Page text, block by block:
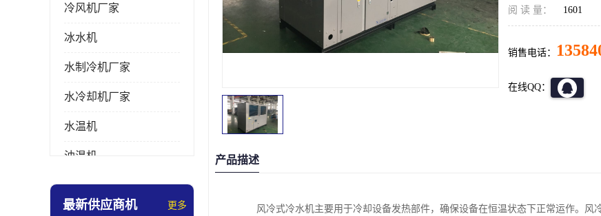
冷风机厂家
冰水机
水制冷机厂家
水冷却机厂家
水温机
油温机
冰热一体机
最新供应商机 更多
阅 读 量： 1601
销售电话：
在线QQ：
产品描述
风冷式冷水机主要用于冷却设备发热部件，确保设备在恒温状态下正常运作。